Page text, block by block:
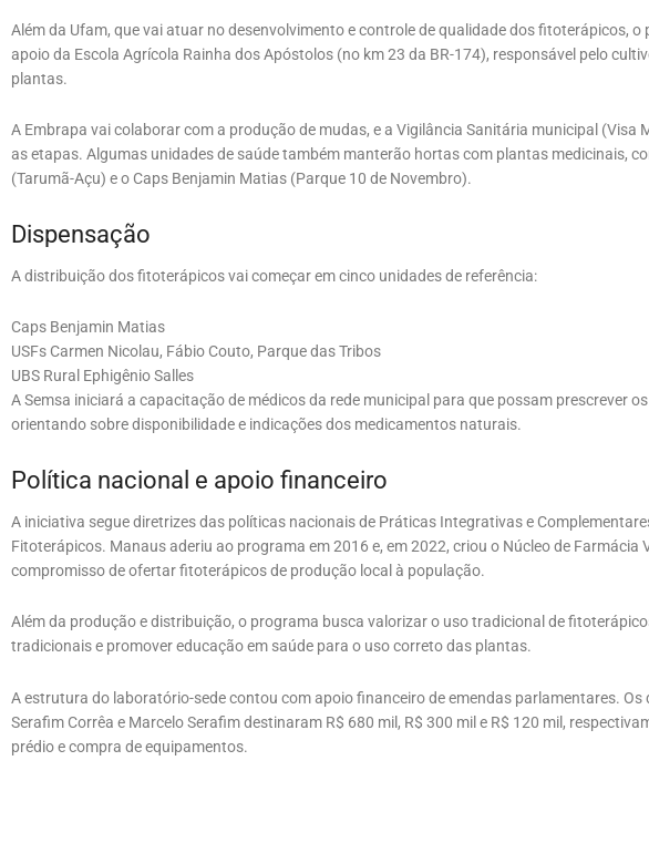
Além da Ufam, que vai atuar no desenvolvimento e controle de qualidade dos fitoterápicos,
apoio da Escola Agrícola Rainha dos Apóstolos (no km 23 da BR-174), responsável pelo
plantas.
A Embrapa vai colaborar com a produção de mudas, e a Vigilância Sanitária municipal (Visa
as etapas. Algumas unidades de saúde também manterão hortas com plantas medicinais,
(Tarumã-Açu) e o Caps Benjamin Matias (Parque 10 de Novembro).
Dispensação
A distribuição dos fitoterápicos vai começar em cinco unidades de referência:
Caps Benjamin Matias
USFs Carmen Nicolau, Fábio Couto, Parque das Tribos
UBS Rural Ephigênio Salles
A Semsa iniciará a capacitação de médicos da rede municipal para que possam prescrever
orientando sobre disponibilidade e indicações dos medicamentos naturais.
Política nacional e apoio financeiro
A iniciativa segue diretrizes das políticas nacionais de Práticas Integrativas e
Fitoterápicos. Manaus aderiu ao programa em 2016 e, em 2022, criou o Núcleo de Farmácia
compromisso de ofertar fitoterápicos de produção local à população.
Além da produção e distribuição, o programa busca valorizar o uso tradicional de
tradicionais e promover educação em saúde para o uso correto das plantas.
A estrutura do laboratório-sede contou com apoio financeiro de emendas parlamentares. Os
Serafim Corrêa e Marcelo Serafim destinaram R$ 680 mil, R$ 300 mil e R$ 120 mil,
prédio e compra de equipamentos.